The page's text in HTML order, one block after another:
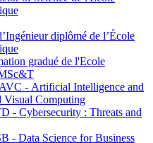
diplômé de l’École
gradué de l'Ecole
- Artificial Intelligence and
Visual Computing
- Cybersecurity : Threats and
- Data Science for Business